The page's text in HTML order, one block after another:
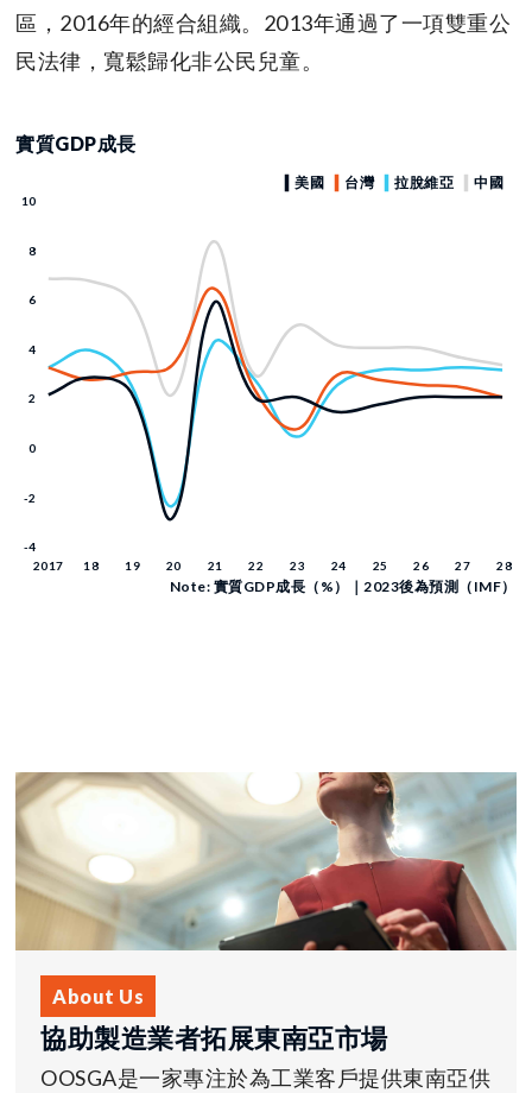
區，2016年的經合組織。2013年通過了一項雙重公
民法律，寬鬆歸化非公民兒童。
實質GDP成長
Note: 實質GDP成長（%）｜2023後為預測（IMF）
About Us
協助製造業者拓展東南亞市場
OOSGA是一家專注於為工業客戶提供東南亞供